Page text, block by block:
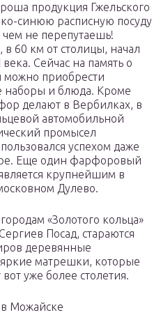
продукция Гжельского
синюю расписную посуду
чем не перепутаешь!
60 км от столицы, начал
века. Сейчас на память о
можно приобрести
наборы и блюда. Кроме
делают в Вербилках, в
автомобильной
промысел
успехом даже
Еще один фарфоровый
крупнейшим в
Дулево.
«Золотого кольца»
Посад, стараются
деревянные
матрешки, которые
уже более столетия.
Можайске